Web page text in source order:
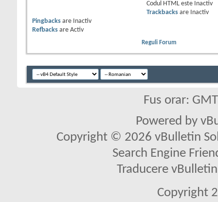
Codul HTML este
Inactiv
Trackbacksare
Inactiv
Pingbacks are
Inactiv
Refbacks are Activ
Reguli Forum
Fus orar:
Powered by
Copyright © 2026 vBulletin
Search Engine
Traducere
Copyright